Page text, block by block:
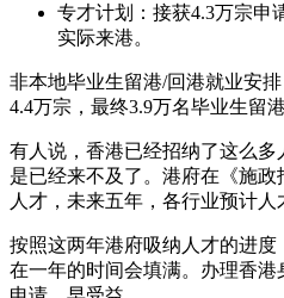
专才计划：接获4.3万宗申
实际来港。
非本地毕业生留港/回港就业安
4.4万宗，最终3.9万名毕业生留港
有人说，香港已经招纳了这么
是已经来不及了。港府在《施
人才，未来五年，各行业预计人
按照这两年港府吸纳人才的进
在一年的时间会填满。办理香